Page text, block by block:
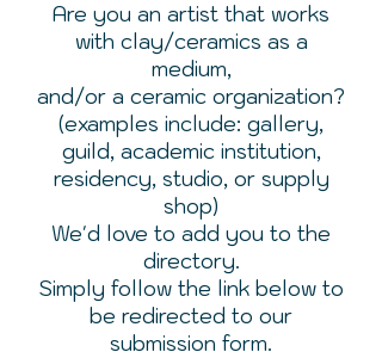
Are you an artist that works
with clay/ceramics as a
medium,
and/or a ceramic organization?
(examples include: gallery,
guild, academic institution,
residency, studio, or supply
shop)
We'd love to add you to the
directory.
Simply follow the link below to
be redirected to our
submission form.